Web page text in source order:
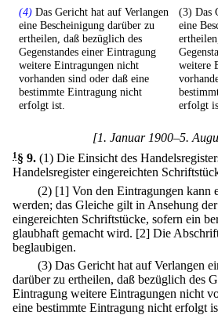
(4) Das Gericht hat auf Verlangen
eine Bescheinigung darüber zu
ertheilen, daß bezüglich des
Gegenstandes einer Eintragung
weitere Eintragungen nicht
vorhanden sind oder daß eine
bestimmte Eintragung nicht
erfolgt ist.
(3) Das
eine
weitere
erfolgt
[1. Januar 1900–5.
1§ 9. (1) Die Einsicht des
Handelsregister eingereichten
(2) [1] Von den Eintragungen kann
werden; das Gleiche gilt in Ansehung
eingereichten Schriftstücke, sofern ein
glaubhaft gemacht wird. [2] Die
beglaubigen.
(3) Das Gericht hat auf Verlangen
darüber zu ertheilen, daß bezüglich des
Eintragung weitere Eintragungen nicht
eine bestimmte Eintragung nicht erfolgt